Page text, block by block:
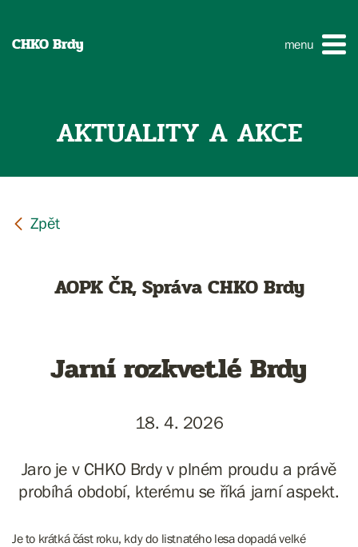
CHKO Brdy menu
AKTUALITY A AKCE
AOPK ČR, Správa CHKO Brdy
Jarní rozkvetlé Brdy
18. 4. 2026
Jaro je v CHKO Brdy v plném proudu a právě
probíhá období, kterému se říká jarní aspekt.
Je to krátká část roku, kdy do listnatého lesa dopadá velké